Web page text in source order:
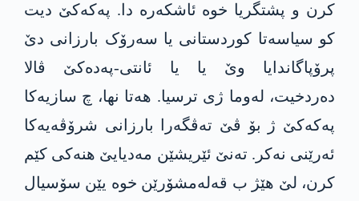
کرن و پشتگریا خوە ئاشکەرە دا. په‌كه‌كێ دیت
کو سیاسەتا کوردستانی یا سەرۆک بارزانی دێ
پرۆپاگاندایا وێ یا یا ئانتی-په‌ده‌كێ ڤالا
دەردخیت، له‌وما ژی ترسیا. هەتا نها، چ سازیەکا
په‌كه‌كێ ژ بۆ ڤێ تەڤگەرا بارزانی شرۆڤەیەکا
ئەرێنی نەکر. تەنێ ئێریشێن مەدیایێ هنەکی کێم
کرن، لێ هێژ ب قه‌له‌مشۆرێن خوە یێن سۆسیال